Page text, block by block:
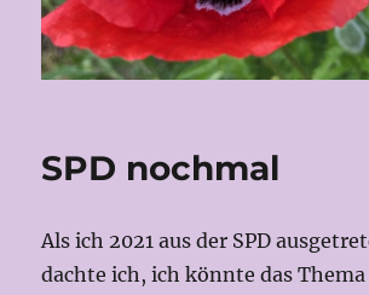
SPD nochmal
Als ich 2021 aus der SPD
dachte ich, ich könnte das